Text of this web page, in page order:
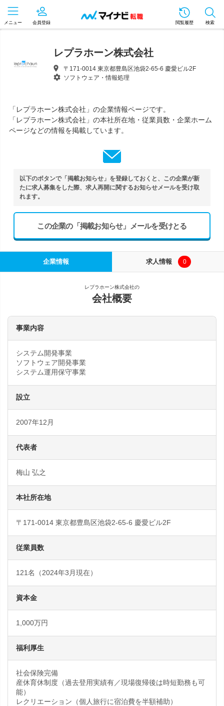
メニュー 会員登録 閲覧履歴 検索
レプラホーン株式会社
〒171-0014 東京都豊島区池袋2-65-6 慶愛ビル2F
ソフトウェア・情報処理
「レプラホーン株式会社」の企業情報ページです。
「レプラホーン株式会社」の本社所在地・従業員数・企業ホーム
ページなどの情報を掲載しています。
以下のボタンで「掲載お知らせ」を登録しておくと、この企業が新
たに求人募集をした際、求人再開に関するお知らせメールを受け取
れます。
この企業の「掲載お知らせ」メールを受けとる
企業情報 求人情報 0
レプラホーン株式会社の
会社概要
事業内容
システム開発事業
ソフトウェア開発事業
システム運用保守事業
設立
2007年12月
代表者
梅山 弘之
本社所在地
〒171-0014 東京都豊島区池袋2-65-6 慶愛ビル2F
従業員数
121名（2024年3月現在）
資本金
1,000万円
福利厚生
社会保険完備
産休育休制度（過去登用実績有／現場復帰後は時短勤務も可
能）
レクリエーション（個人旅行に宿泊費を半額補助）